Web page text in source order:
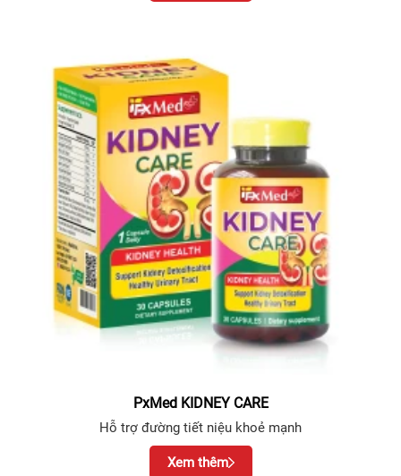
PxMed KIDNEY CARE
Hỗ trợ đường tiết niệu khoẻ mạnh
Xem thêm